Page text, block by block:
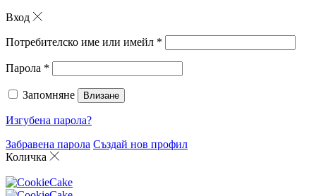
Вход
Потребителско име или имейл *
Парола *
Запомняне Влизане
Изгубена парола?
Забравена парола Създай нов профил
Количка